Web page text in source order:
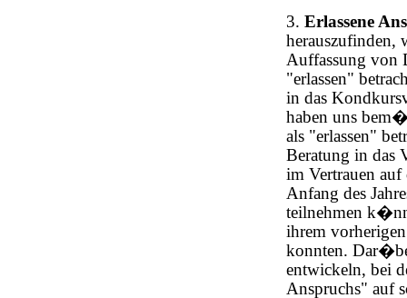
3. Erlassene
herauszufinden,
Auffassung von
"erlassen"
in das
haben uns
als "erlassen"
Beratung in das
im Vertrauen
Anfang des
teilnehmen
ihrem
konnten.
entwickeln, bei
Anspruchs" auf